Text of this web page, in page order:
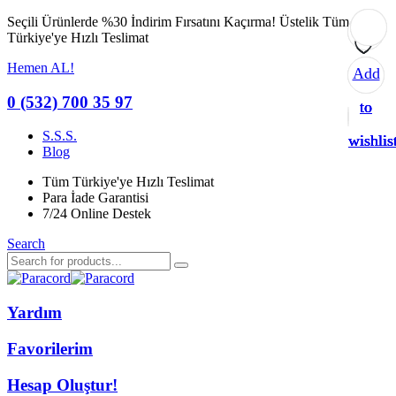
Seçili Ürünlerde %30 İndirim Fırsatını Kaçırma! Üstelik Tüm
Türkiye'ye Hızlı Teslimat
Hemen AL!
0 (532) 700 35 97
S.S.S.
Blog
Tüm Türkiye'ye Hızlı Teslimat
Para İade Garantisi
7/24 Online Destek
Search
Yardım
Favorilerim
Hesap Oluştur!
Add
to
Add
to
Add
to
Add
to